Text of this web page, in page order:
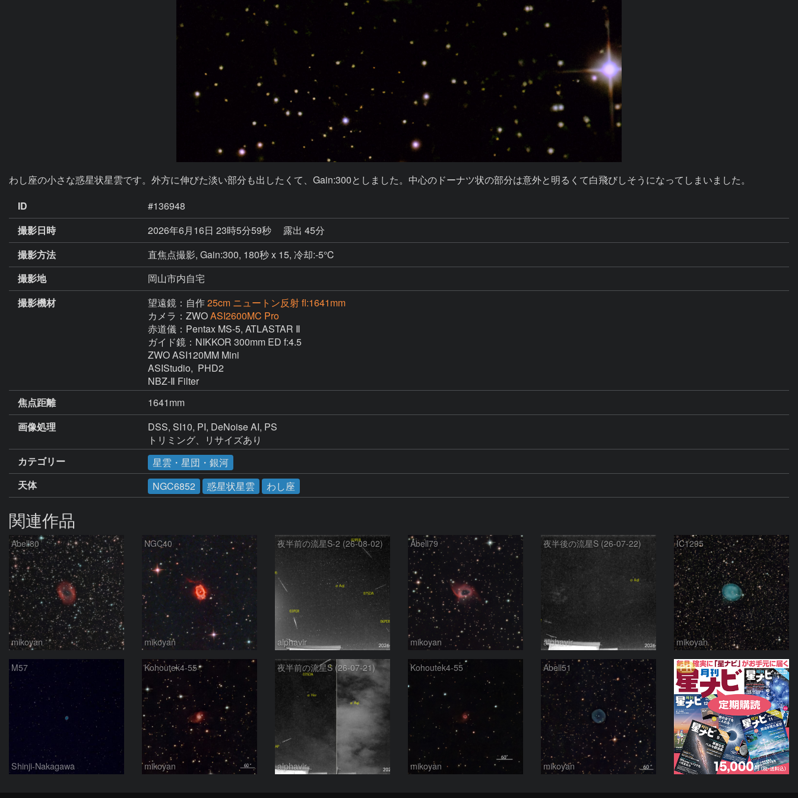
わし座の小さな惑星状星雲です。外方に伸びた淡い部分も出したくて、Gain:300としました。中心のドーナツ状の部分は意外と明るくて白飛びしそうになってしまいました。
ID
#136948
撮影日時
2026年6月16日 23時5分59秒
露出 45分
撮影方法
直焦点撮影, Gain:300, 180秒 x 15, 冷却:-5℃
撮影地
岡山市内自宅
撮影機材
望遠鏡：自作25cm ニュートン反射 fl:1641mm
カメラ：ZWOASI2600MC Pro
赤道儀：Pentax MS-5, ATLASTAR Ⅱ
ガイド鏡：NIKKOR 300mm ED f:4.5
ZWO ASI120MM Mini
ASIStudio,  PHD2
NBZ-Ⅱ Filter
焦点距離
1641mm
画像処理
DSS, SI10, PI, DeNoise AI, PS
トリミング、リサイズあり
カテゴリー
星雲・星団・銀河
天体
NGC6852 惑星状星雲 わし座
関連作品
Abell80
mikoyan
NGC40
mikoyan
夜半前の流星S-2 (26-08-02)
alphavir
Abell79
mikoyan
夜半後の流星S (26-07-22)
alphavir
IC1295
mikoyan
M57
Shinji-Nakagawa
Kohoutek4-55
mikoyan
夜半前の流星S (26-07-21)
alphavir
Kohoutek4-55
mikoyan
Abell51
mikoyan
PR